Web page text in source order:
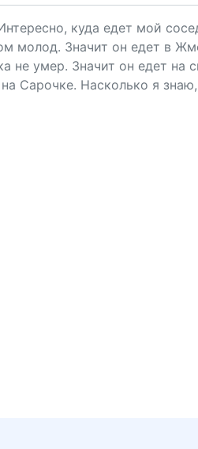
куда едет мой
молод. Значит он едет в
умер. Значит он едет на
Сарочке. Насколько я